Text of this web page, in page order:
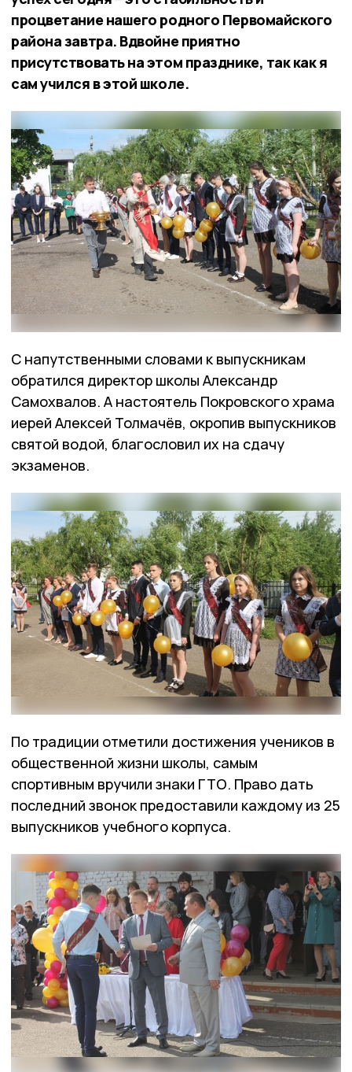
процветание нашего родного Первомайского
района завтра. Вдвойне приятно
присутствовать на этом празднике, так как я
сам учился в этой школе.
С напутственными словами к выпускникам
обратился директор школы Александр
Самохвалов. А настоятель Покровского храма
иерей Алексей Толмачёв, окропив выпускников
святой водой, благословил их на сдачу
экзаменов.
По традиции отметили достижения учеников в
общественной жизни школы, самым
спортивным вручили знаки ГТО. Право дать
последний звонок предоставили каждому из 25
выпускников учебного корпуса.